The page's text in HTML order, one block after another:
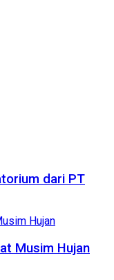
dari PT
Musim Hujan